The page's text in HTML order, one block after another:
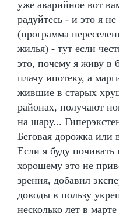
уже аварийное вот
радуйтесь - и это я
(программа
жилья) - тут если
это, почему я живу в
плачу ипотеку, а
жившие в старых
районах, получают
на шару...
Беговая дорожка или
Если я буду
хорошему это не
зрения, добавил
доводы в пользу
несколько лет в